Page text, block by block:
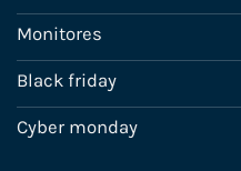
Monitores
Black friday
Cyber monday